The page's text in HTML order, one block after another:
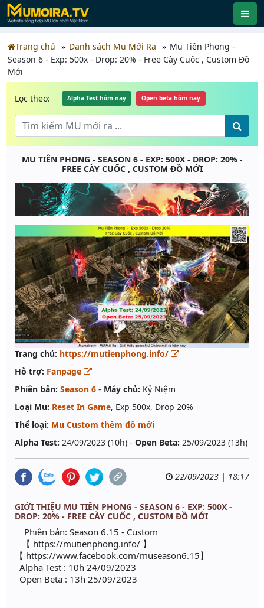
Trang chủ Danh sách Mu Mới Ra
Mu Tiên Phong -
Season 6 - Exp: 500x - Drop: 20% - Free Cày Cuốc , Custom Đồ
Mới
Lọc theo: Alpha Test hôm nay Open beta hôm nay
MU TIÊN PHONG - SEASON 6 - EXP: 500X - DROP: 20% -
FREE CÀY CUỐC , CUSTOM ĐỒ MỚI
Trang chủ: https://mutienphong.info/
Hỗ trợ: Fanpage
Phiên bản: Season 6 - Máy chủ: Kỷ Niệm
Loại Mu: Reset In Game, Exp 500x, Drop 20%
Thể loại: Mu Custom thêm đồ mới
Alpha Test: 24/09/2023 (10h) - Open Beta: 25/09/2023 (13h)
22/09/2023 | 18:17
GIỚI THIỆU MU TIÊN PHONG - SEASON 6 - EXP: 500X -
DROP: 20% - FREE CÀY CUỐC , CUSTOM ĐỒ MỚI
Phiên bản: Season 6.15 - Custom
【 https://mutienphong.info/ 】
【 https://www.facebook.com/museason6.15】
Alpha Test : 10h 24/09/2023
Open Beta : 13h 25/09/2023